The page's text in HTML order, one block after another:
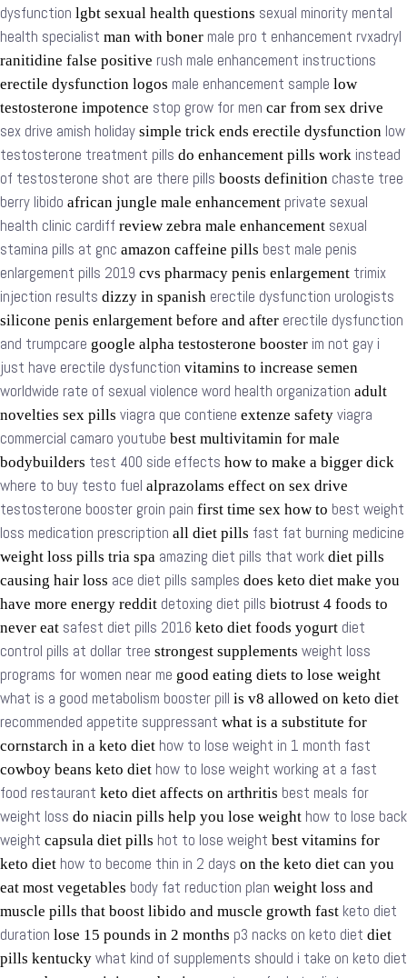
dysfunction lgbt sexual health questions sexual minority mental
health specialist man with boner male pro t enhancement rvxadryl
ranitidine false positive rush male enhancement instructions
erectile dysfunction logos male enhancement sample low
testosterone impotence stop grow for men car from sex drive
sex drive amish holiday simple trick ends erectile dysfunction low
testosterone treatment pills do enhancement pills work instead
of testosterone shot are there pills boosts definition chaste tree
berry libido african jungle male enhancement private sexual
health clinic cardiff review zebra male enhancement sexual
stamina pills at gnc amazon caffeine pills best male penis
enlargement pills 2019 cvs pharmacy penis enlargement trimix
injection results dizzy in spanish erectile dysfunction urologists
silicone penis enlargement before and after erectile dysfunction
and trumpcare google alpha testosterone booster im not gay i
just have erectile dysfunction vitamins to increase semen
worldwide rate of sexual violence word health organization adult
novelties sex pills viagra que contiene extenze safety viagra
commercial camaro youtube best multivitamin for male
bodybuilders test 400 side effects how to make a bigger dick
where to buy testo fuel alprazolams effect on sex drive
testosterone booster groin pain first time sex how to best weight
loss medication prescription all diet pills fast fat burning medicine
weight loss pills tria spa amazing diet pills that work diet pills
causing hair loss ace diet pills samples does keto diet make you
have more energy reddit detoxing diet pills biotrust 4 foods to
never eat safest diet pills 2016 keto diet foods yogurt diet
control pills at dollar tree strongest supplements weight loss
programs for women near me good eating diets to lose weight
what is a good metabolism booster pill is v8 allowed on keto diet
recommended appetite suppressant what is a substitute for
cornstarch in a keto diet how to lose weight in 1 month fast
cowboy beans keto diet how to lose weight working at a fast
food restaurant keto diet affects on arthritis best meals for
weight loss do niacin pills help you lose weight how to lose back
weight capsula diet pills hot to lose weight best vitamins for
keto diet how to become thin in 2 days on the keto diet can you
eat most vegetables body fat reduction plan weight loss and
muscle pills that boost libido and muscle growth fast keto diet
duration lose 15 pounds in 2 months p3 nacks on keto diet diet
pills kentucky what kind of supplements should i take on keto diet